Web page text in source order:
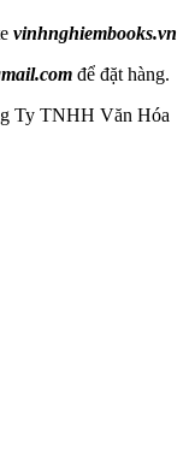
vinhnghiembooks.vn
để đặt hàng.
Ty TNHH Văn Hóa